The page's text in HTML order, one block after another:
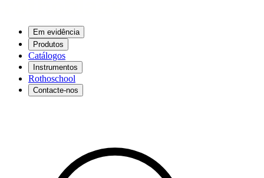
Em evidência
Produtos
Catálogos
Instrumentos
Rothoschool
Contacte-nos